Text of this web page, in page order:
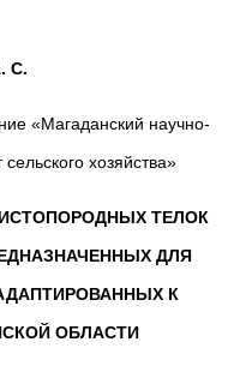
С.
«Магаданский научно-
хозяйства»
ТЕЛОК
ДЛЯ
К
ОБЛАСТИ